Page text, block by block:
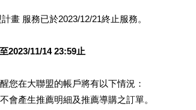
畫 服務已於2023/12/21終止服務。
2023/11/14 23:59止
您在大聯盟的帳戶將有以下情況：
會產生推薦明細及推薦導購之訂單。